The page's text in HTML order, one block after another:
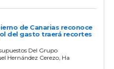
de Canarias reconoce
del gasto traerá recortes
Del Grupo
Hernández Cerezo, Ha